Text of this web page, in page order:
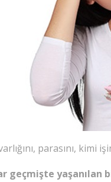
parasını, kimi
geçmişte